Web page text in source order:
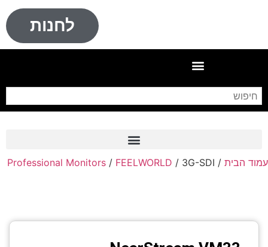
לחנות
Frame Grabber
PTZ Confrence Camera
עמוד הבית /
Professional Monitors / FEELWORLD / 3G-SDI